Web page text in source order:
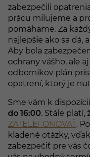
zabezpečili
prácu milujeme a
pomáhame. Za
najlepšie ako sa dá,
Aby bola
ochrany vášho, ale
odborníkov plán
opatrení, ktorý je
Sme vám k dispozícii
do 16:00. Stále platí,
ZATELEFONOVAŤ.
kladené otázky,
zabezpečiť pre vás